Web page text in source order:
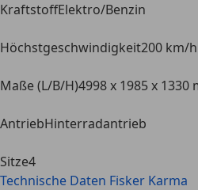
KraftstoffElektro/Benzin
Höchstgeschwindigkeit200 km/h
Maße (L/B/H)4998 x 1985 x 1330
AntriebHinterradantrieb
Sitze4
Technische Daten Fisker Karma